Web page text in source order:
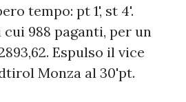
tempo: pt 1', st 4'.
988 paganti, per un
Espulso il vice
Monza al 30'pt.